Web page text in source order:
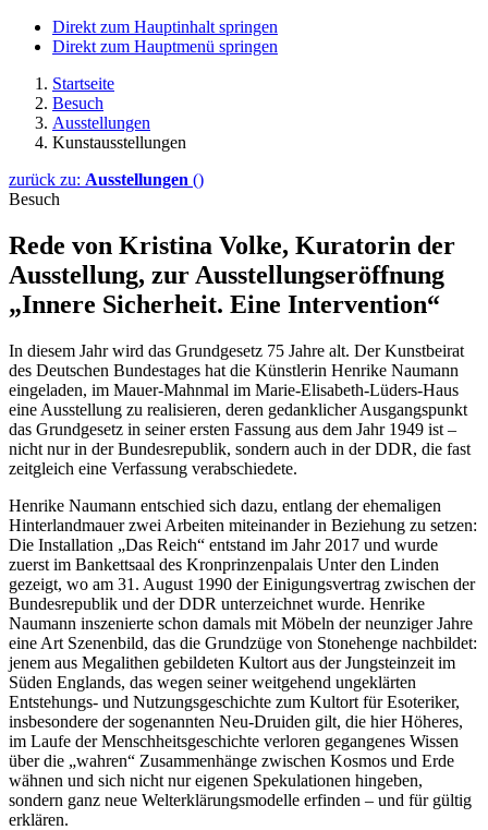
Direkt zum Hauptinhalt springen
Direkt zum Hauptmenü springen
Startseite
Besuch
Ausstellungen
Kunstausstellungen
zurück zu: Ausstellungen ()
Besuch
Rede von Kristina Volke, Kuratorin der
Ausstellung, zur Ausstellungseröffnung
„Innere Sicherheit. Eine Intervention“
In diesem Jahr wird das Grundgesetz 75 Jahre alt. Der Kunstbeirat
des Deutschen Bundestages hat die Künstlerin Henrike Naumann
eingeladen, im Mauer-Mahnmal im Marie-Elisabeth-Lüders-Haus
eine Ausstellung zu realisieren, deren gedanklicher Ausgangspunkt
das Grundgesetz in seiner ersten Fassung aus dem Jahr 1949 ist –
nicht nur in der Bundesrepublik, sondern auch in der DDR, die fast
zeitgleich eine Verfassung verabschiedete.
Henrike Naumann entschied sich dazu, entlang der ehemaligen
Hinterlandmauer zwei Arbeiten miteinander in Beziehung zu setzen:
Die Installation „Das Reich“ entstand im Jahr 2017 und wurde
zuerst im Bankettsaal des Kronprinzenpalais Unter den Linden
gezeigt, wo am 31. August 1990 der Einigungsvertrag zwischen der
Bundesrepublik und der DDR unterzeichnet wurde. Henrike
Naumann inszenierte schon damals mit Möbeln der neunziger Jahre
eine Art Szenenbild, das die Grundzüge von Stonehenge nachbildet:
jenem aus Megalithen gebildeten Kultort aus der Jungsteinzeit im
Süden Englands, das wegen seiner weitgehend ungeklärten
Entstehungs- und Nutzungsgeschichte zum Kultort für Esoteriker,
insbesondere der sogenannten Neu-Druiden gilt, die hier Höheres,
im Laufe der Menschheitsgeschichte verloren gegangenes Wissen
über die „wahren“ Zusammenhänge zwischen Kosmos und Erde
wähnen und sich nicht nur eigenen Spekulationen hingeben,
sondern ganz neue Welterklärungsmodelle erfinden – und für gültig
erklären.